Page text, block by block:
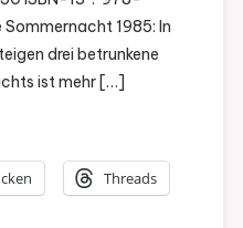
1985: In
drei betrunkene
ist mehr […]
Threads